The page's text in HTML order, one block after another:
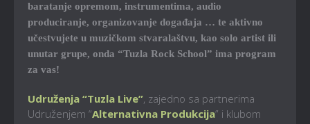
baratanje opremom, instrumentima, audio
produciranje, organizovanje događaja … te aktivno
učestvujete u muzičkom stvaralaštvu, kao solo artist ili
unutar grupe, onda “Tuzla Rock School” ima program
za vas!
Udruženja “Tuzla Live”, zajedno sa partnerima
Udruženjem “Alternativna Produkcija” i klubom